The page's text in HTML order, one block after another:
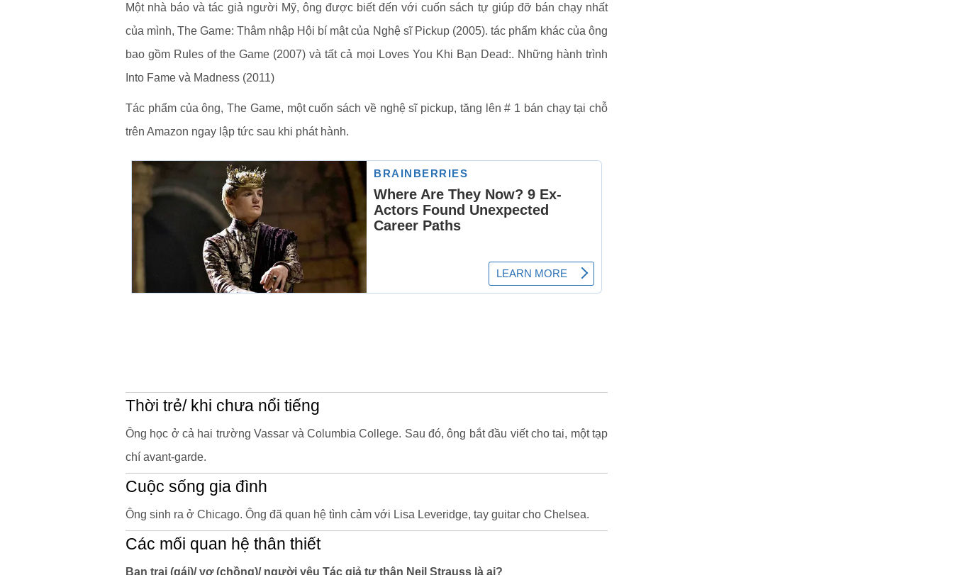
Một nhà báo và tác giả người Mỹ, ông được biết đến với cuốn sách tự giúp đỡ bán chạy nhất
của mình, The Game: Thâm nhập Hội bí mật của Nghệ sĩ Pickup (2005). tác phẩm khác của ông
bao gồm Rules of the Game (2007) và tất cả mọi Loves You Khi Bạn Dead:. Những hành trình
Into Fame và Madness (2011)
Tác phẩm của ông, The Game, một cuốn sách về nghệ sĩ pickup, tăng lên # 1 bán chạy tại chỗ
trên Amazon ngay lập tức sau khi phát hành.
Thời trẻ/ khi chưa nổi tiếng
Ông học ở cả hai trường Vassar và Columbia College. Sau đó, ông bắt đầu viết cho tai, một tạp
chí avant-garde.
Cuộc sống gia đình
Ông sinh ra ở Chicago. Ông đã quan hệ tình cảm với Lisa Leveridge, tay guitar cho Chelsea.
Các mối quan hệ thân thiết
Bạn trai (gái)/ vợ (chồng)/ người yêu Tác giả tự thân Neil Strauss là ai?